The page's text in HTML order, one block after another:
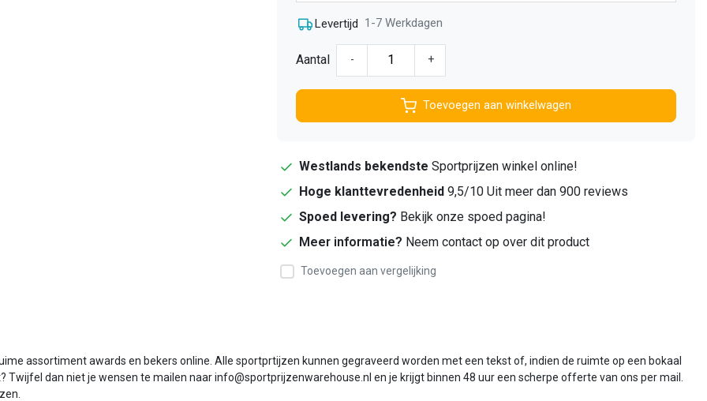
Levertijd 1-7 Werkdagen
Aantal - +
Toevoegen aan winkelwagen
Westlands bekendste Sportprijzen winkel online!
Hoge klanttevredenheid 9,5/10 Uit meer dan 900 reviews
Spoed levering? Bekijk onze spoed pagina!
Meer informatie? Neem contact op over dit product
Toevoegen aan vergelijking
assortiment awards en bekers online. Alle sportprtijzen kunnen gegraveerd worden met een tekst of, indien de ruimte op een bokaal
dan niet je wensen te mailen naar info@sportprijzenwarehouse.nl en je krijgt binnen 48 uur een scherpe offerte van ons per mail.